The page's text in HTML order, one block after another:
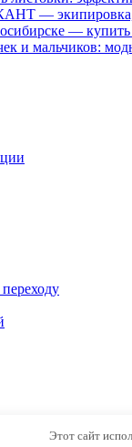
—
—
и мальчиков:
Этот сайт